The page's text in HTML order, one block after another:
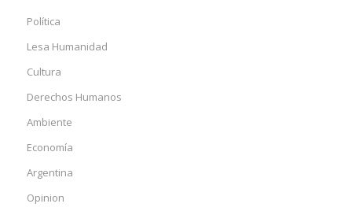
Política
Lesa Humanidad
Cultura
Derechos Humanos
Ambiente
Economía
Argentina
Opinion